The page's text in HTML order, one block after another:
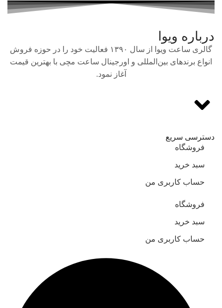
درباره ویوا
گالری ساعت ویوا از سال ۱۳۹۰ فعالیت خود را در حوزه فروش
انواع برندهای بین‌المللی و اورجینال ساعت مچی با بهترین قیمت
آغاز نمود.
دسترسی سریع
فروشگاه
سبد خرید
حساب کاربری من
فروشگاه
سبد خرید
حساب کاربری من